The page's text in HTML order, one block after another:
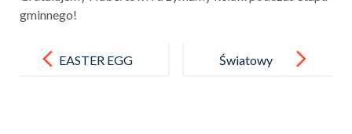
gminnego!
navigationEASTER EGG
Światowy